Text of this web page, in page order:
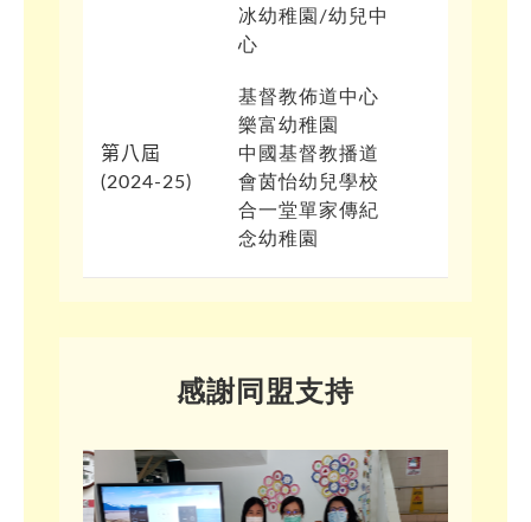
冰幼稚園/幼兒中
心
第八屆
(2024-25)
基督教佈道中心
樂富幼稚園
中國基督教播道
會茵怡幼兒學校
合一堂單家傳紀
念幼稚園
感謝同盟支持